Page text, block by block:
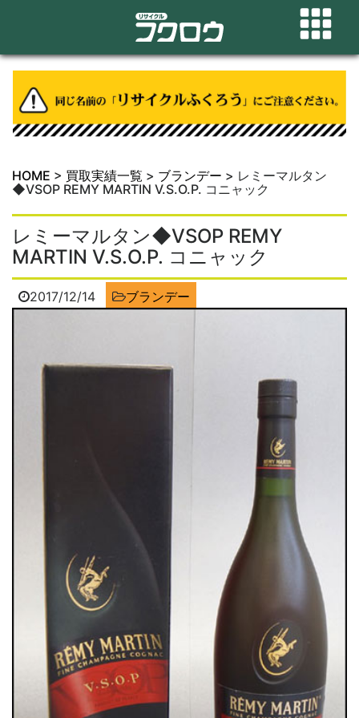
HOME > 買取実績一覧 > ブランデー > レミーマルタン
◆VSOP REMY MARTIN V.S.O.P. コニャック
レミーマルタン◆VSOP REMY
MARTIN V.S.O.P. コニャック
2017/12/14 ブランデー